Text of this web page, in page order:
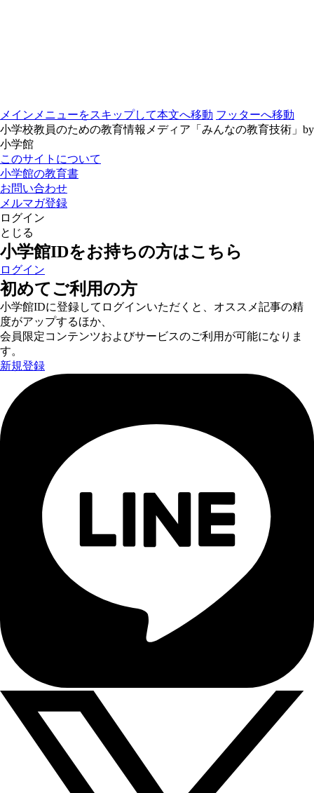
メインメニューをスキップして本文へ移動 フッターへ移動
小学校教員のための教育情報メディア「みんなの教育技術」by
小学館
このサイトについて
小学館の教育書
お問い合わせ
メルマガ登録
ログイン
とじる
小学館IDをお持ちの方はこちら
ログイン
初めてご利用の方
小学館IDに登録してログインいただくと、オススメ記事の精
度がアップするほか、
会員限定コンテンツおよびサービスのご利用が可能になりま
す。
新規登録